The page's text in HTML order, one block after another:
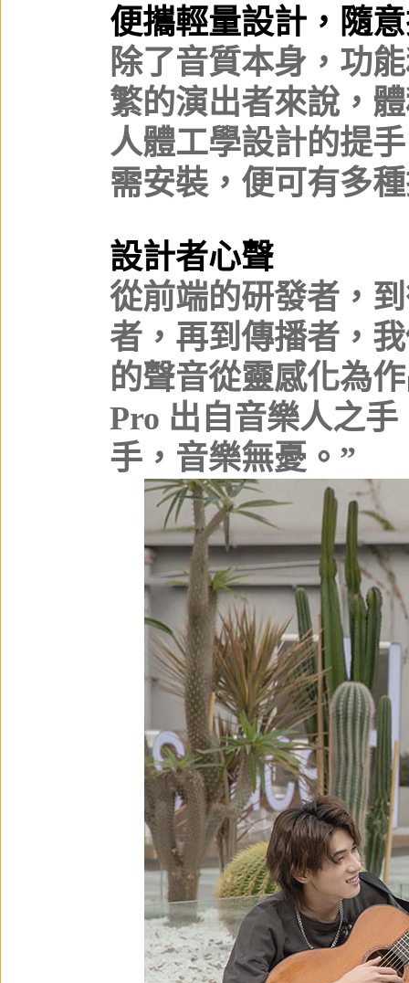
便攜輕量設計，隨
除了音質本身，功
繁的演出者來說，
人體工學設計的提
需安裝，便可有多
設計者心聲
從前端的研發者，
者，再到傳播者，
的聲音從靈感化為
Pro 出自音樂人之
手，音樂無憂。”